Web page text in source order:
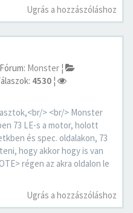
Ugrás a hozzászóláshoz
Fórum: Monster ¦
4530 ¦
> <br/> Monster
73 LE-s a motor, holott
és spec. oldalakon, 73
hogy akkor hogy is van
régen az akra oldalon le
Ugrás a hozzászóláshoz